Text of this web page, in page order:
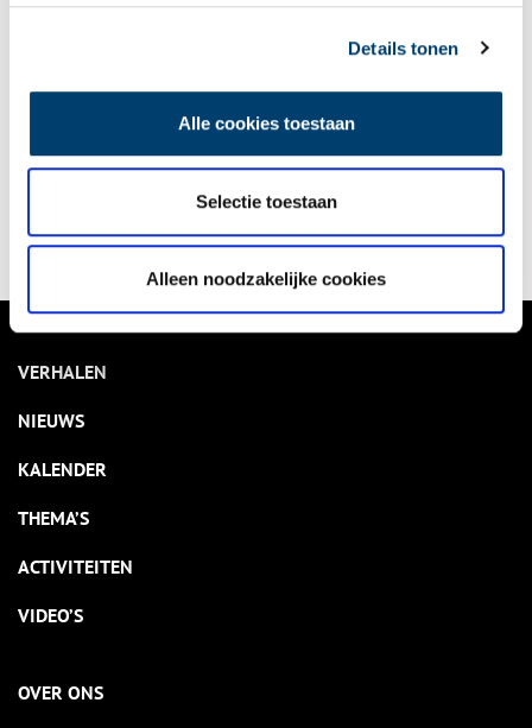
Details tonen
Alle cookies toestaan
Selectie toestaan
Alleen noodzakelijke cookies
het Fries of Limburgs, maar kent wel een tiental dialecten. De
streektalen.
VERHALEN
NIEUWS
KALENDER
THEMA’S
ACTIVITEITEN
VIDEO’S
OVER ONS